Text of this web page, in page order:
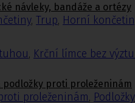
návleky, bandáže a ortézy
, Trup, Horní
, Krční límce bez
podložky proti proleženinám
proleženinám,